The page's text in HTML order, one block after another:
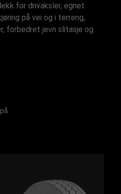
for drivaksler, egnet
på vei og i terreng,
forbedret jevn slitasje og